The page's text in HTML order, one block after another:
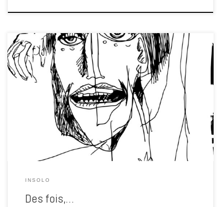
Mettez le son à fond.
Et si le corps répond, ne résistez pas :
dansez. Ici, on ne regarde pas, on ressent Ça bouge. Partout. Tout le
temps. Il y a des périodes comme ça. Où l’atelier ne dort plus. Où les
idées cognent aux murs. Où le son, […]
INSOLO
Des fois,…